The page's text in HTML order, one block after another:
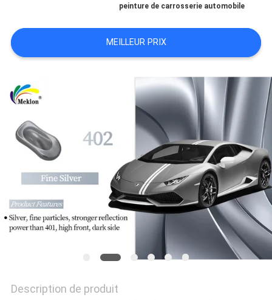
DE
SOUMISSION
PLAN
SITE
POLITIQUE
CONFIDENTIALITÉ
peinture de carrosserie automobile
MEILLEUR PRIX
Description de produit